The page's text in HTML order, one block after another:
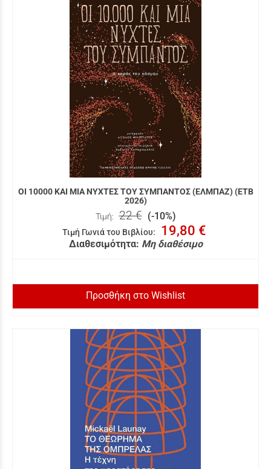
ΟΙ 10000 ΚΑΙ ΜΙΑ ΝΥΧΤΕΣ ΤΟΥ ΣΥΜΠΑΝΤΟΣ (ΕΛΜΠΑΖ) (ΕΤΒ
2026)
Τιμή: 22 € (-10%)
Τιμή Γωνιά του Βιβλίου: 19,80 €
Διαθεσιμότητα: Μη διαθέσιμο
Προσθήκη στο Wishlist